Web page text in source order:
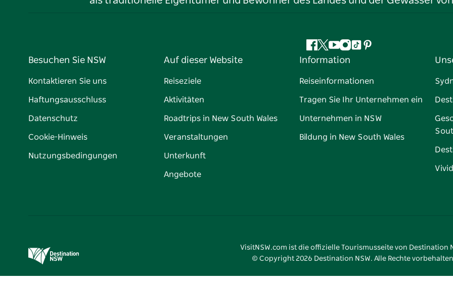
Facebook
Twitter
YouTube
Instagram
TikTokPinterest
Besuchen Sie NSW
Kontaktieren Sie uns
Haftungsausschluss
Datenschutz
Cookie-Hinweis
Nutzungsbedingungen
Auf dieser Website
Reiseziele
Aktivitäten
Roadtrips in New South Wales
Veranstaltungen
Unterkunft
Angebote
Information
Reiseinformationen
Tragen Sie Ihr Unternehmen ein
Unternehmen in NSW
Bildung in New South Wales
VisitNSW.com ist die offizielle Tourismusseite von Destination
© Copyright 2026 Destination NSW. Alle Rechte